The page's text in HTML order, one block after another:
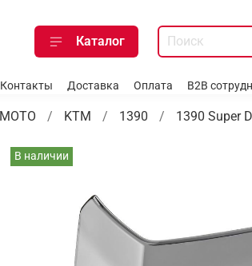
Каталог
Контакты Доставка Оплата B2B
МОТО KTM 1390 1390 Super
В наличии